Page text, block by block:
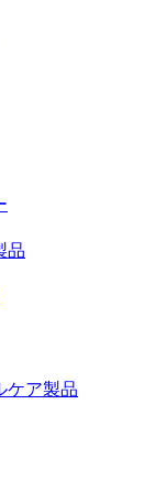
品
ケア製品